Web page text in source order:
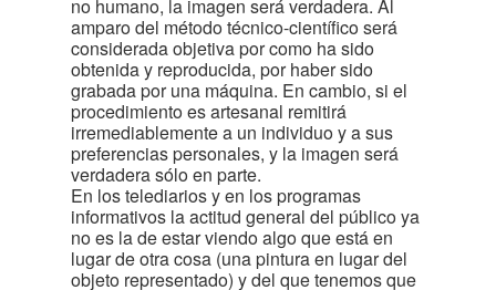
no humano, la imagen será verdadera. Al
amparo del método técnico-científico será
considerada objetiva por como ha sido
obtenida y reproducida, por haber sido
grabada por una máquina. En cambio, si el
procedimiento es artesanal remitirá
irremediablemente a un individuo y a sus
preferencias personales, y la imagen será
verdadera sólo en parte.
En los telediarios y en los programas
informativos la actitud general del público ya
no es la de estar viendo algo que está en
lugar de otra cosa (una pintura en lugar del
objeto representado) y del que tenemos que